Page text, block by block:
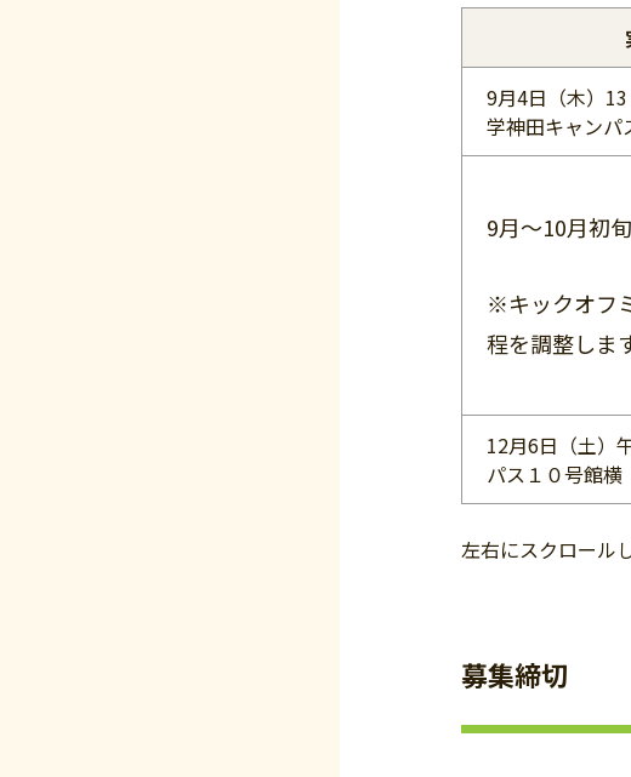
9月4日（木）
学神田キャンパ
9月～10月初
※キックオフ
程を調整しま
12月6日（土）
パス１０号館
左右にスクロール
募集締切